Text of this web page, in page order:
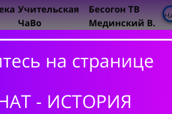
Учительская
ЧаВо
Бесогон ТВ
Мединский В.
ИСТОРИЯ
5 класс
6 класс
на странице
- ИСТОРИЯ